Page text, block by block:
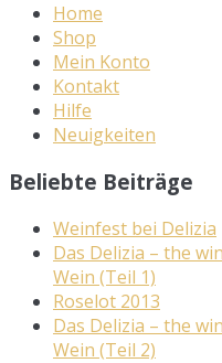
Home
Shop
Mein Konto
Kontakt
Hilfe
Neuigkeiten
Beliebte Beiträge
Weinfest bei Delizia
Das Delizia – the
Wein (Teil 1)
Roselot 2013
Das Delizia – the
Wein (Teil 2)